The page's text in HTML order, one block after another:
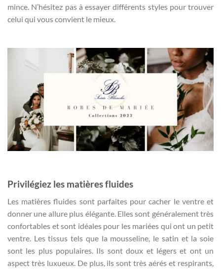
mince. N’hésitez pas à essayer différents styles pour trouver
celui qui vous convient le mieux.
Privilégiez les matières fluides
Les matières fluides sont parfaites pour cacher le ventre et
donner une allure plus élégante. Elles sont généralement très
confortables et sont idéales pour les mariées qui ont un petit
ventre. Les tissus tels que la mousseline, le satin et la soie
sont les plus populaires. Ils sont doux et légers et ont un
aspect très luxueux. De plus, ils sont très aérés et respirants,